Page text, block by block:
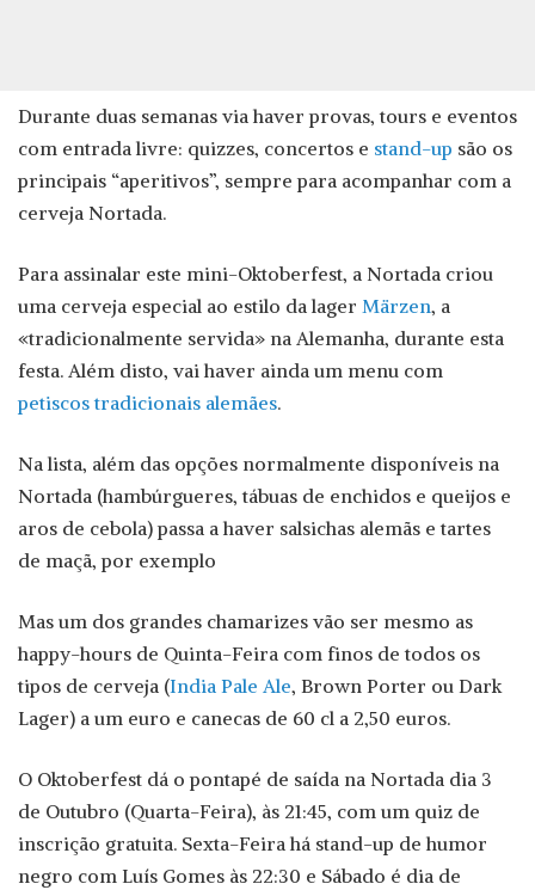
Durante duas semanas via haver provas, tours e eventos
com entrada livre: quizzes, concertos e stand-up são os
principais “aperitivos”, sempre para acompanhar com a
cerveja Nortada.
Para assinalar este mini-Oktoberfest, a Nortada criou
uma cerveja especial ao estilo da lager Märzen, a
«tradicionalmente servida» na Alemanha, durante esta
festa. Além disto, vai haver ainda um menu com
petiscos tradicionais alemães.
Na lista, além das opções normalmente disponíveis na
Nortada (hambúrgueres, tábuas de enchidos e queijos e
aros de cebola) passa a haver salsichas alemãs e tartes
de maçã, por exemplo
Mas um dos grandes chamarizes vão ser mesmo as
happy-hours de Quinta-Feira com finos de todos os
tipos de cerveja (India Pale Ale, Brown Porter ou Dark
Lager) a um euro e canecas de 60 cl a 2,50 euros.
O Oktoberfest dá o pontapé de saída na Nortada dia 3
de Outubro (Quarta-Feira), às 21:45, com um quiz de
inscrição gratuita. Sexta-Feira há stand-up de humor
negro com Luís Gomes às 22:30 e Sábado é dia de